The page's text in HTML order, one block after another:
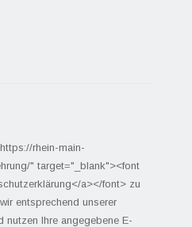
rhein-main-
" target="_blank"><font
a></font> zu
entsprechend unserer
nutzen Ihre angegebene E-